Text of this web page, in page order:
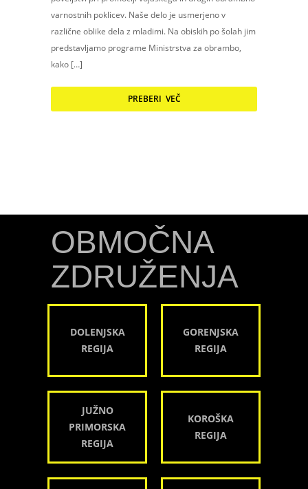
varnostnih poklicev. Naše delo je usmerjeno v
različne oblike dela z mladimi. Na obiskih po šolah jim
predstavljamo programe Ministrstva za obrambo,
kako […]
PREBERI VEČ
OBMOČNA
ZDRUŽENJA
DOLENJSKA
REGIJA
GORENJSKA
REGIJA
JUŽNO
PRIMORSKA
REGIJA
KOROŠKA
REGIJA